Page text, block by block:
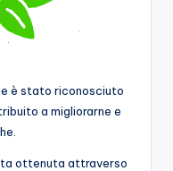
è stato riconosciuto
a migliorarne e
ottenuta attraverso